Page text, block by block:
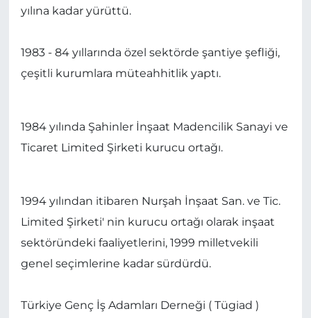
yılına kadar yürüttü.
1983 - 84 yıllarında özel sektörde şantiye şefliği,
çeşitli kurumlara müteahhitlik yaptı.
1984 yılında Şahinler İnşaat Madencilik Sanayi ve
Ticaret Limited Şirketi kurucu ortağı.
1994 yılından itibaren Nurşah İnşaat San. ve Tic.
Limited Şirketi' nin kurucu ortağı olarak inşaat
sektöründeki faaliyetlerini, 1999 milletvekili
genel seçimlerine kadar sürdürdü.
Türkiye Genç İş Adamları Derneği ( Tügiad )